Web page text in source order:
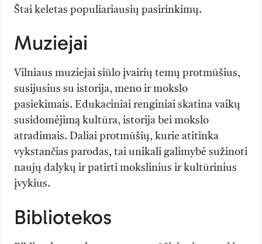
Štai keletas populiariausių pasirinkimų.
Muziejai
Vilniaus muziejai siūlo įvairių temų protmūšius,
susijusius su istorija, meno ir mokslo
pasiekimais. Edukaciniai renginiai skatina vaikų
susidomėjimą kultūra, istorija bei mokslo
atradimais. Daliai protmūšių, kurie atitinka
vykstančias parodas, tai unikali galimybė sužinoti
naujų dalykų ir patirti mokslinius ir kultūrinius
įvykius.
Bibliotekos